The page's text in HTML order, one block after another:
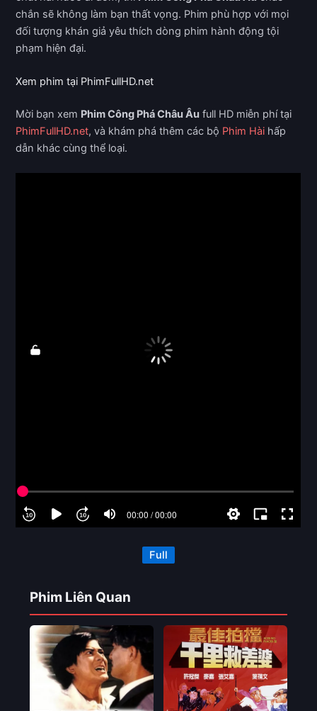
chắn sẽ không làm bạn thất vọng. Phim phù hợp với mọi
đối tượng khán giả yêu thích dòng phim hành động tội
phạm hiện đại.
Xem phim tại PhimFullHD.net
Mời bạn xem Phim Công Phá Châu Âu full HD miễn phí tại
PhimFullHD.net, và khám phá thêm các bộ Phim Hài hấp
dẫn khác cùng thể loại.
Full
Phim Liên Quan